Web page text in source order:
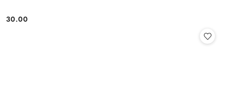
Cena:
30.00